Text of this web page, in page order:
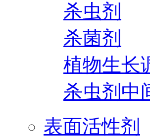
杀虫剂
杀菌剂
植物生长
杀虫剂中
表面活性剂